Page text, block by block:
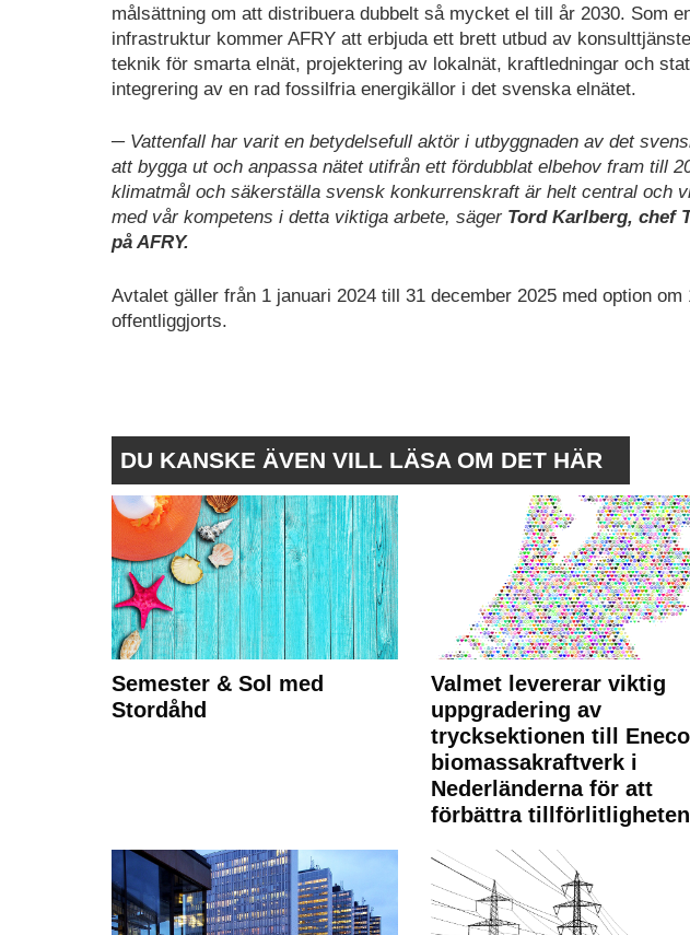
målsättning om att distribuera dubbelt så mycket el till år 2030. Som
infrastruktur kommer AFRY att erbjuda ett brett utbud av
teknik för smarta elnät, projektering av lokalnät, kraftledningar och
integrering av en rad fossilfria energikällor i det svenska elnätet.
─ Vattenfall har varit en betydelsefull aktör i utbyggnaden av det
att bygga ut och anpassa nätet utifrån ett fördubblat elbehov fram till
klimatmål och säkerställa svensk konkurrenskraft är helt central och
med vår kompetens i detta viktiga arbete, sägerTord Karlberg, chef
på AFRY.
Avtalet gäller från 1 januari 2024 till 31 december 2025 med option
offentliggjorts.
DU KANSKE ÄVEN VILL LÄSA OM DET HÄR
Semester & Sol med
Stordåhd
Valmet levererar viktig
uppgradering av
trycksektionen till
biomassakraftverk i
Nederländerna för att
förbättra tillförlitligheten